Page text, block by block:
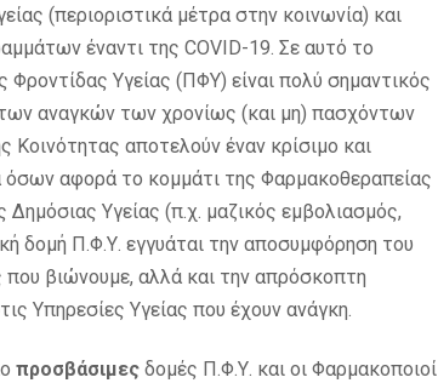
(περιοριστικά μέτρα στην κοινωνία) και
έναντι της COVID-19. Σε αυτό το
Υγείας (ΠΦΥ) είναι πολύ σημαντικός
των αναγκών των χρονίως (και μη) πασχόντων
αποτελούν έναν κρίσιμο και
όσων αφορά το κομμάτι της Φαρμακοθεραπείας
Υγείας (π.χ. μαζικός εμβολιασμός,
δομή Π.Φ.Υ. εγγυάται την αποσυμφόρηση του
που βιώνουμε, αλλά και την απρόσκοπτη
Υπηρεσίες Υγείας που έχουν ανάγκη.
προσβάσιμες δομές Π.Φ.Υ. και οι Φαρμακοποιοί